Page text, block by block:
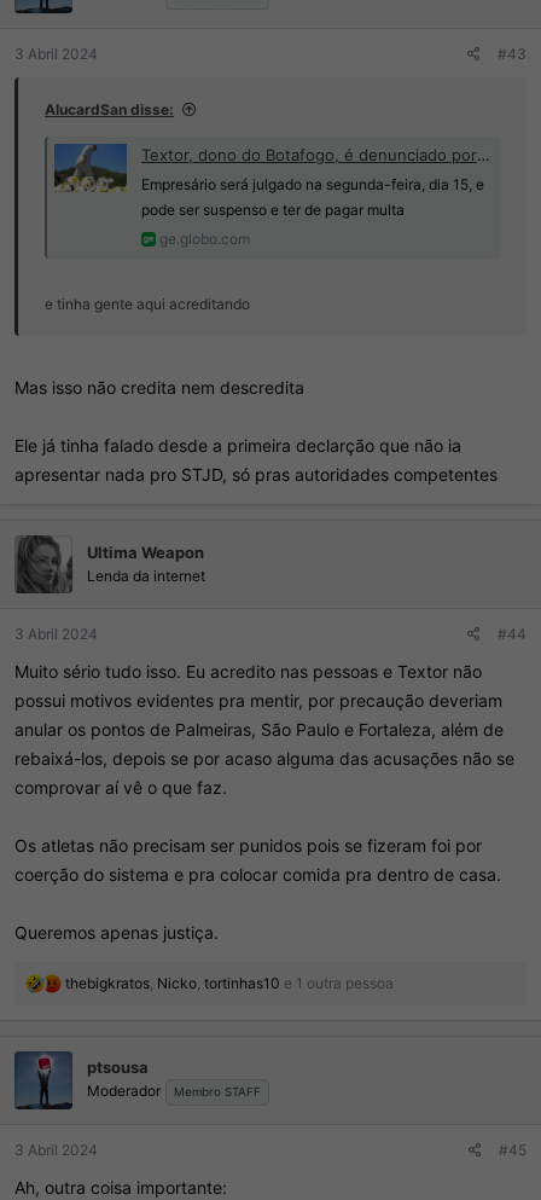
s
3 Abril 2024 #43
AlucardSan disse:
Textor, dono do Botafogo, é denunciado por não apresentar provas de manipulação ao STJD | Ge
Empresário será julgado na segunda-feira, dia 15, e
pode ser suspenso e ter de pagar multa
ge.globo.com
e tinha gente aqui acreditando
Mas isso não credita nem descredita
Ele já tinha falado desde a primeira declarção que não ia
apresentar nada pro STJD, só pras autoridades competentes
Ultima Weapon
Lenda da internet
3 Abril 2024 #44
Muito sério tudo isso. Eu acredito nas pessoas e Textor não
possui motivos evidentes pra mentir, por precaução deveriam
anular os pontos de Palmeiras, São Paulo e Fortaleza, além de
rebaixá-los, depois se por acaso alguma das acusações não se
comprovar aí vê o que faz.
Os atletas não precisam ser punidos pois se fizeram foi por
coerção do sistema e pra colocar comida pra dentro de casa.
Queremos apenas justiça.
R
ç
s
thebigkratos, Nicko, tortinhas10 e 1 outra pessoa
ptsousa
Moderador Membro STAFF
3 Abril 2024 #45
Ah, outra coisa importante: